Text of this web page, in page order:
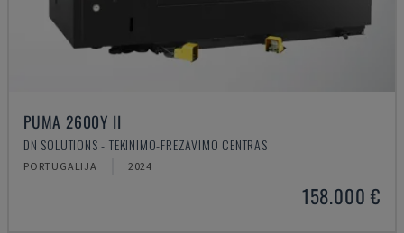
PUMA 2600Y II
DN SOLUTIONS - TEKINIMO-FREZAVIMO CENTRAS
PORTUGALIJA 2024
158.000 €